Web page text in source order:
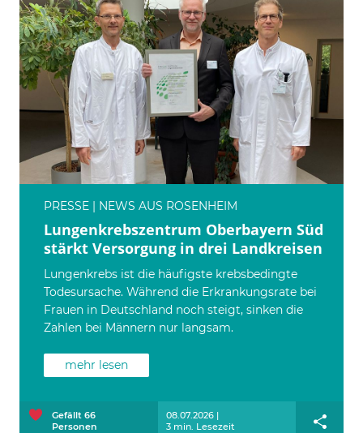
PRESSE | NEWS AUS ROSENHEIM
Lungenkrebszentrum Oberbayern Süd
stärkt Versorgung in drei Landkreisen
Lungenkrebs ist die häufigste krebsbedingte
Todesursache. Während die Erkrankungsrate bei
Frauen in Deutschland noch steigt, sinken die
Zahlen bei Männern nur langsam.
mehr lesen
08.07.2026 |
3 min. Lesezeit
Gefällt 66
Personen